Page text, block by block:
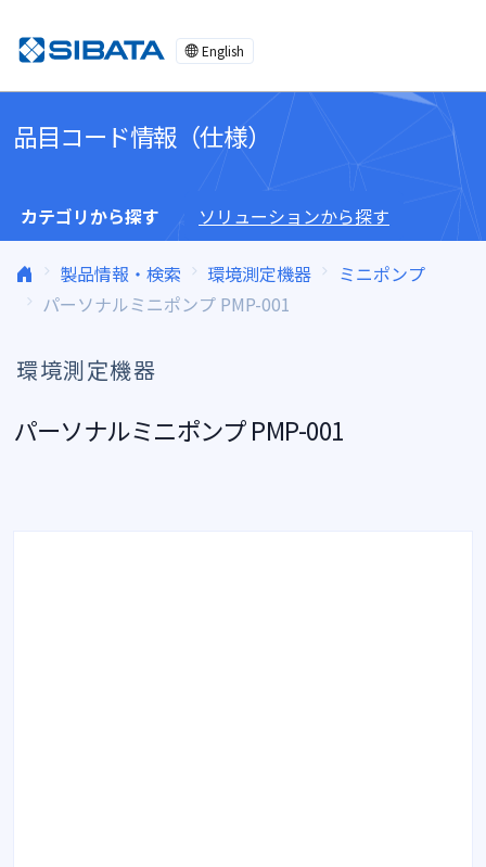
English
品目コード情報（仕様）
カテゴリから探す ソリューションから探す
製品情報・検索 環境測定機器
ミニポンプ
パーソナルミニポンプ PMP-001
環境測定機器
パーソナルミニポンプ PMP-001